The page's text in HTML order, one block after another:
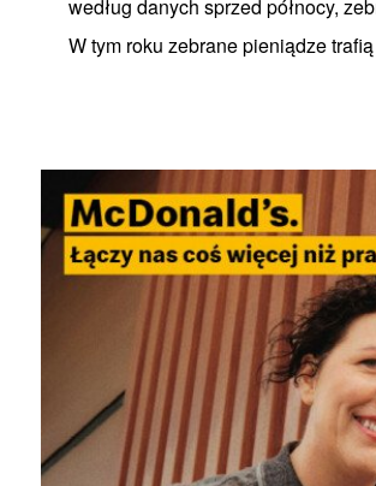
według danych sprzed północy,
W tym roku zebrane pieniądze